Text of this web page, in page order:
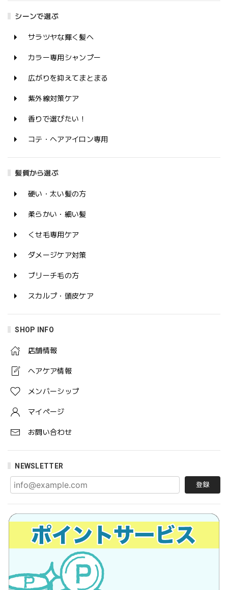
シーンで選ぶ
サラツヤな輝く髪へ
カラー専用シャンプー
広がりを抑えてまとまる
紫外線対策ケア
香りで選びたい！
コテ・ヘアアイロン専用
髪質から選ぶ
硬い・太い髪の方
柔らかい・細い髪
くせ毛専用ケア
ダメージケア対策
ブリーチ毛の方
スカルプ・頭皮ケア
SHOP INFO
店舗情報
ヘアケア情報
メンバーシップ
マイページ
お問い合わせ
NEWSLETTER
登録